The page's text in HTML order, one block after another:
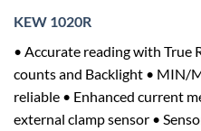
KEW 1020R
• Accurate reading with True
counts and Backlight • MIN/
reliable • Enhanced current
external clamp sensor •